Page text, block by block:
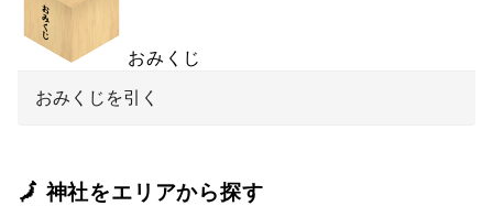
おみくじ
おみくじを引く
🗾 神社をエリアから探す